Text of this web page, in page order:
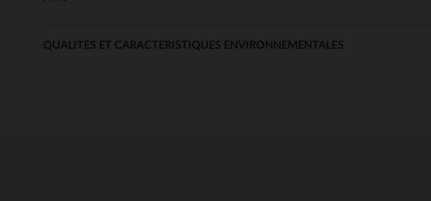
QUALITES ET CARACTERISTIQUES ENVIRONNEMENTALES